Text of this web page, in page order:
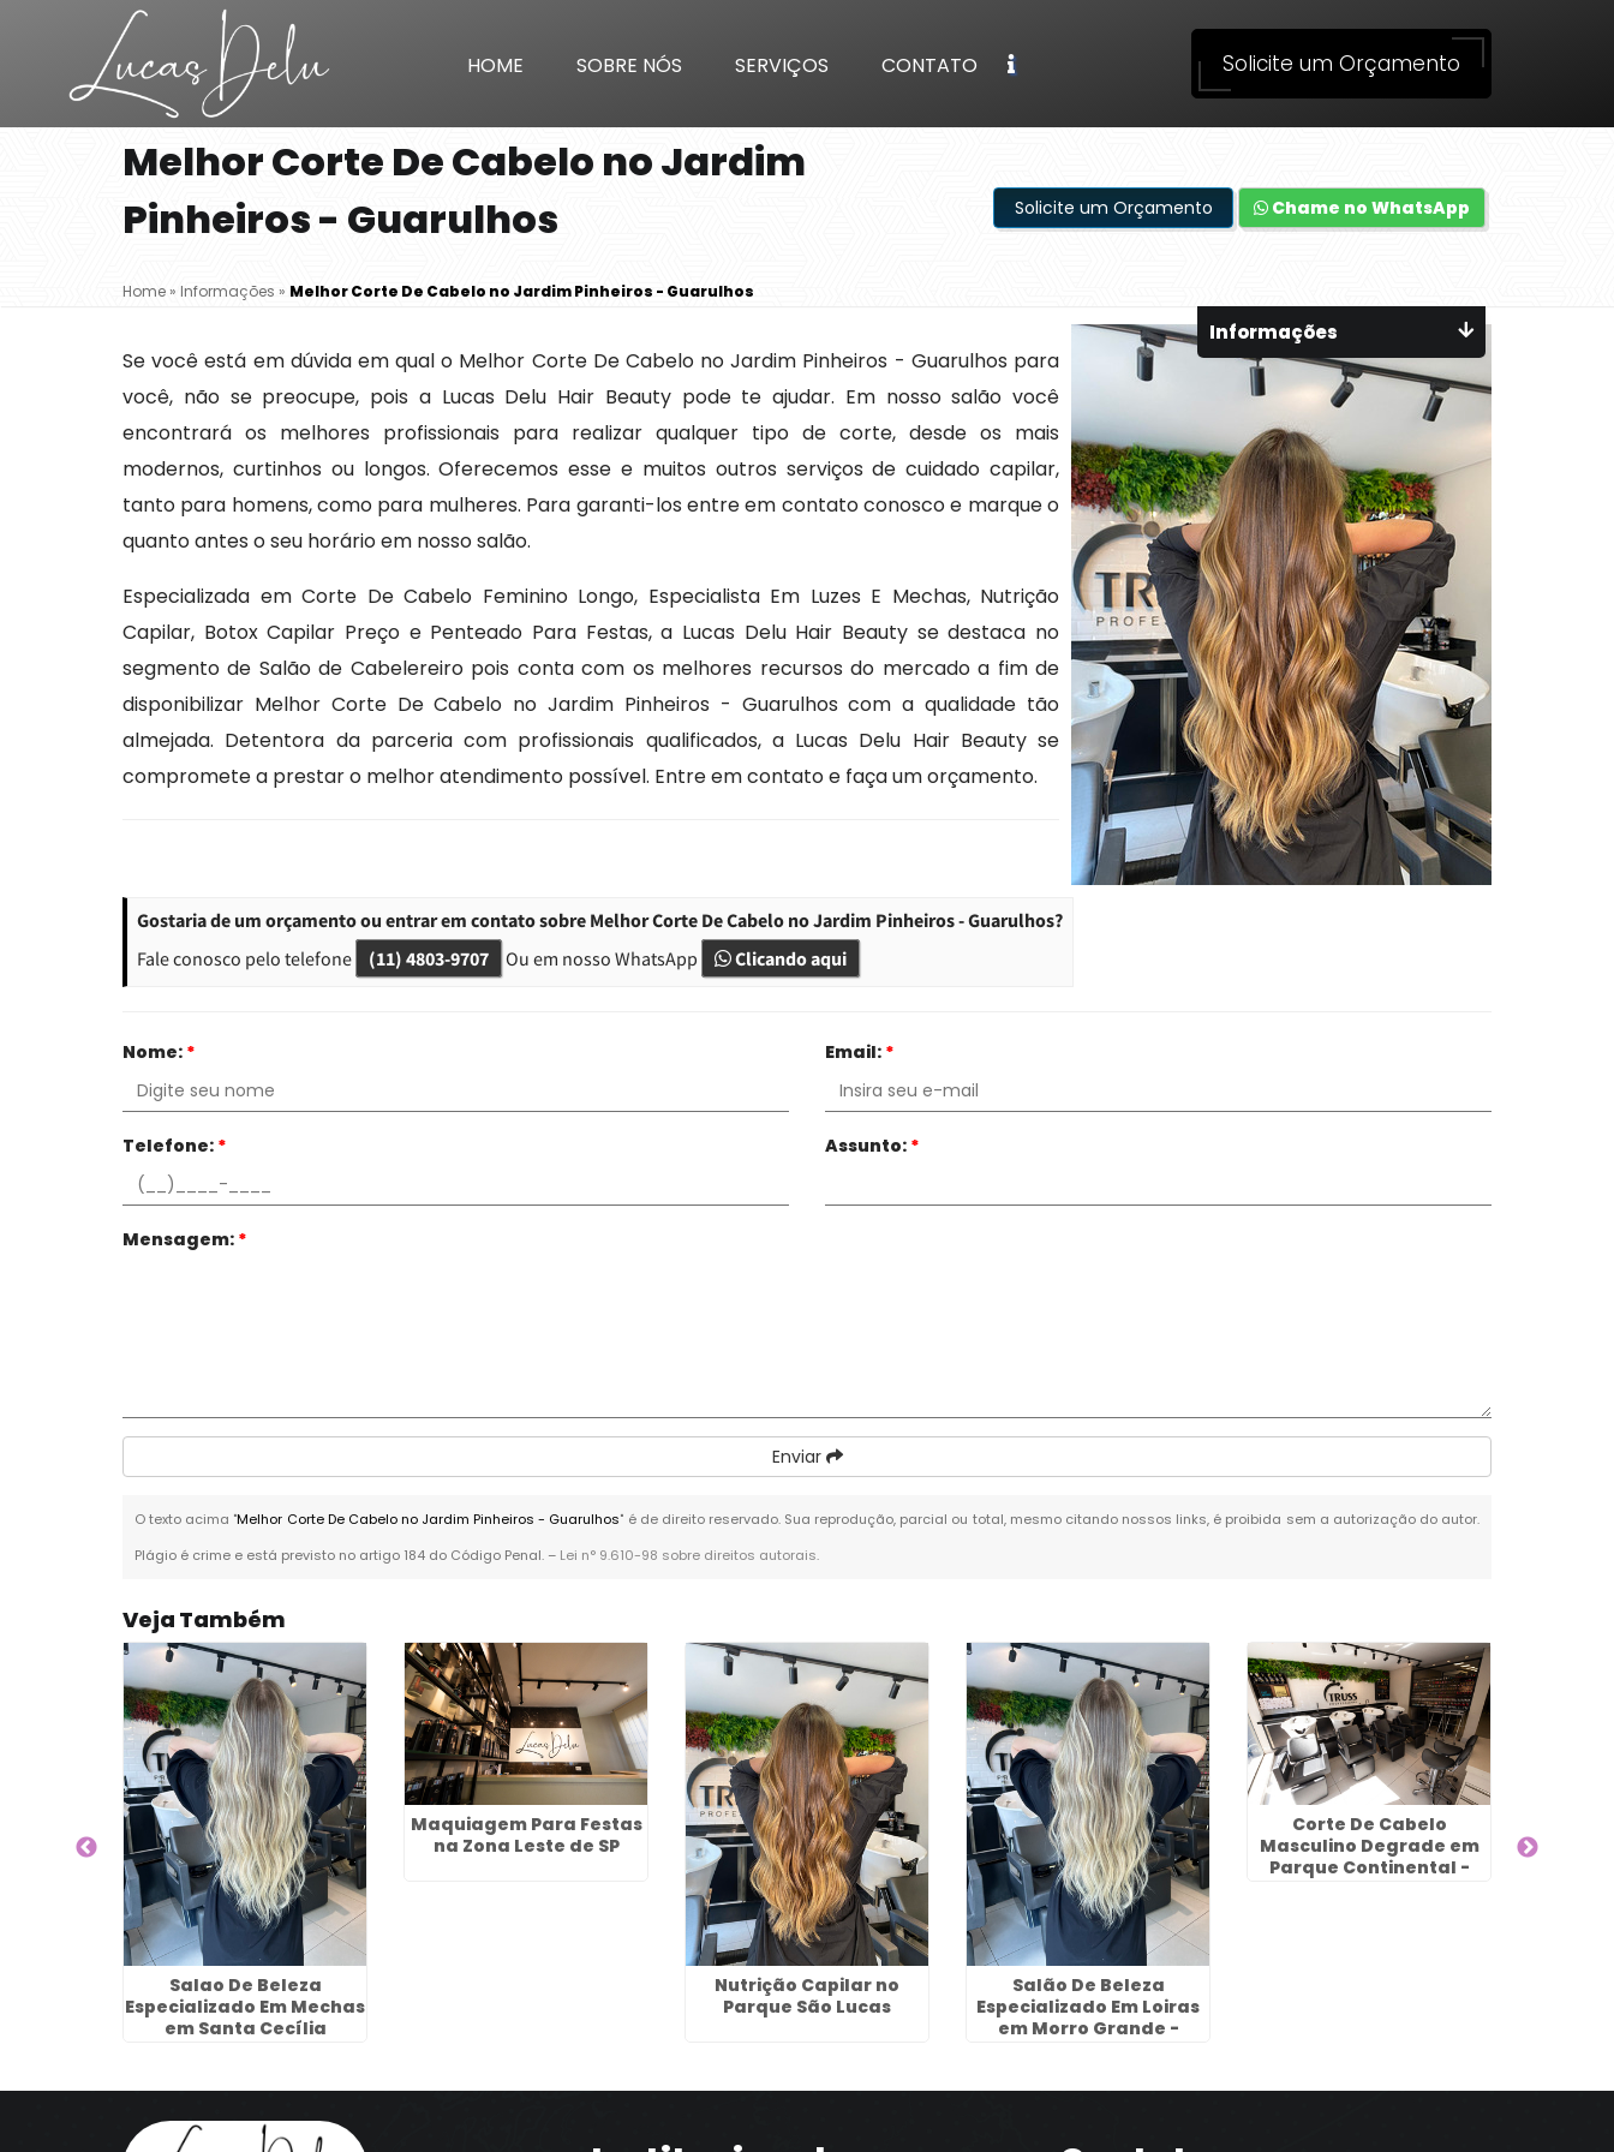
HOME SOBRE NÓS SERVIÇOS CONTATO Solicite um Orçamento
Melhor Corte De Cabelo no Jardim
Pinheiros - Guarulhos
Home » Informações » Melhor Corte De Cabelo no Jardim Pinheiros - Guarulhos
Solicite um Orçamento Chame no WhatsApp
Se você está em dúvida em qual o Melhor Corte De Cabelo no Jardim Pinheiros - Guarulhos para
você, não se preocupe, pois a Lucas Delu Hair Beauty pode te ajudar. Em nosso salão você
encontrará os melhores profissionais para realizar qualquer tipo de corte, desde os mais
modernos, curtinhos ou longos. Oferecemos esse e muitos outros serviços de cuidado capilar,
tanto para homens, como para mulheres. Para garanti-los entre em contato conosco e marque o
quanto antes o seu horário em nosso salão.
Especializada em Corte De Cabelo Feminino Longo, Especialista Em Luzes E Mechas, Nutrição
Capilar, Botox Capilar Preço e Penteado Para Festas, a Lucas Delu Hair Beauty se destaca no
segmento de Salão de Cabelereiro pois conta com os melhores recursos do mercado a fim de
disponibilizar Melhor Corte De Cabelo no Jardim Pinheiros - Guarulhos com a qualidade tão
almejada. Detentora da parceria com profissionais qualificados, a Lucas Delu Hair Beauty se
compromete a prestar o melhor atendimento possível. Entre em contato e faça um orçamento.
Gostaria de um orçamento ou entrar em contato sobre Melhor Corte De Cabelo no Jardim Pinheiros - Guarulhos?
Fale conosco pelo telefone
(11) 4803-9707 Ou em nosso WhatsApp Clicando aqui
Nome: * Email: *
Telefone: * Assunto: *
Mensagem: *
Enviar
O texto acima "Melhor Corte De Cabelo no Jardim Pinheiros - Guarulhos" é de direito reservado. Sua reprodução, parcial ou total, mesmo citando nossos links, é proibida sem a autorização do autor.
Plágio é crime e está previsto no artigo 184 do Código Penal. – Lei n° 9.610-98 sobre direitos autorais.
Informações
Veja Também
Barros
Salao De Beleza
Especializado Em Mechas
em Santa Cecília
Maquiagem Para Festas
na Zona Leste de SP
Nutrição Capilar no
Parque São Lucas
Salão De Beleza
Especializado Em Loiras
em Morro Grande -
Corte De Cabelo
Masculino Degrade em
Parque Continental -